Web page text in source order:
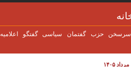
سرسخن حزب گفتمان سياسی گفتگو اعلاميه